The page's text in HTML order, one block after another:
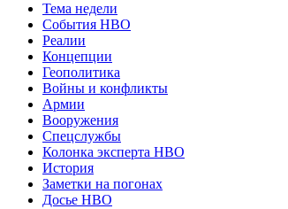
Тема недели
События НВО
Реалии
Концепции
Геополитика
Войны и конфликты
Армии
Вооружения
Спецслужбы
Колонка эксперта НВО
История
Заметки на погонах
Досье НВО